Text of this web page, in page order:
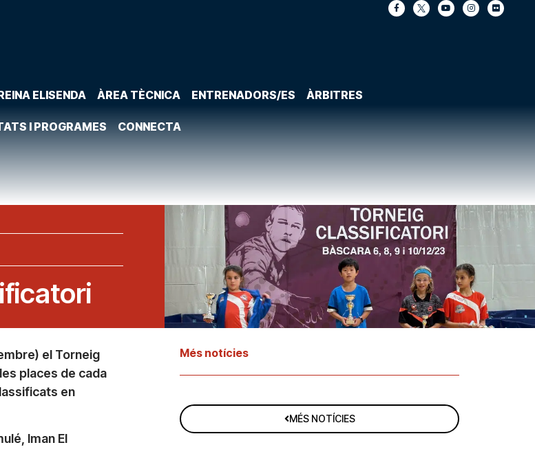
ELISENDA ÀREA TÈCNICA ENTRENADORS/ES ÀRBITRES
I PROGRAMES CONNECTA
el Torneig
places de cada
en
Iman El
Més notícies
MÉS NOTÍCIES